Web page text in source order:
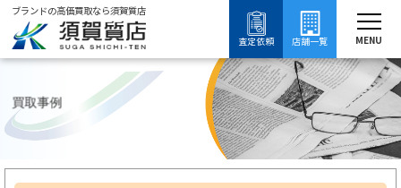
ブランドの高価買取なら須賀質店
査定依頼
店舗一覧 MENU
ブランド買取 ダイヤモンド買取 ダイヤモンド リング/ 指輪買取
買取事例